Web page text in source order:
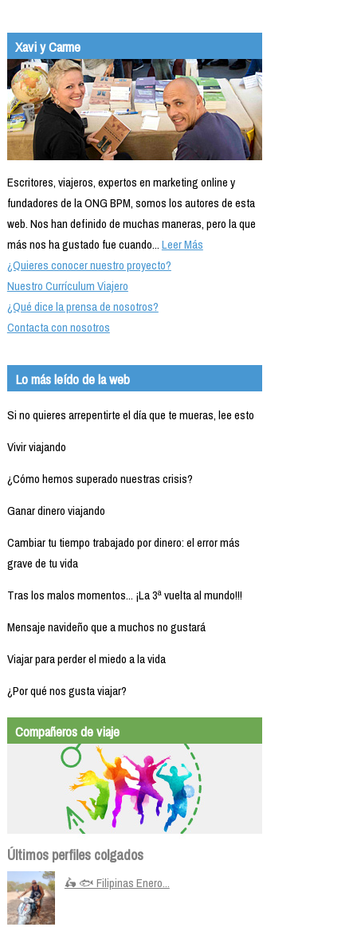
Xavi y Carme
Escritores, viajeros, expertos en marketing online y
fundadores de la ONG BPM, somos los autores de esta
web. Nos han definido de muchas maneras, pero la que
más nos ha gustado fue cuando...Leer Más
¿Quieres conocer nuestro proyecto?
Nuestro Currículum Viajero
¿Qué dice la prensa de nosotros?
Contacta con nosotros
Lo más leído de la web
Si no quieres arrepentirte el día que te mueras, lee esto
Vivir viajando
¿Cómo hemos superado nuestras crisis?
Ganar dinero viajando
Cambiar tu tiempo trabajado por dinero: el error más
grave de tu vida
Tras los malos momentos... ¡La 3ª vuelta al mundo!!!
Mensaje navideño que a muchos no gustará
Viajar para perder el miedo a la vida
¿Por qué nos gusta viajar?
Compañeros de viaje
Últimos perfiles colgados
🛵 🐟 Filipinas Enero...